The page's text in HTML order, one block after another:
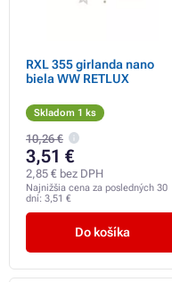
RXL 355 girlanda nano
biela WW RETLUX
Skladom 1 ks
10,26 €
3,51 €
2,85 € bez DPH
Najnižšia cena za posledných 30
dní: 3,51 €
Do košíka